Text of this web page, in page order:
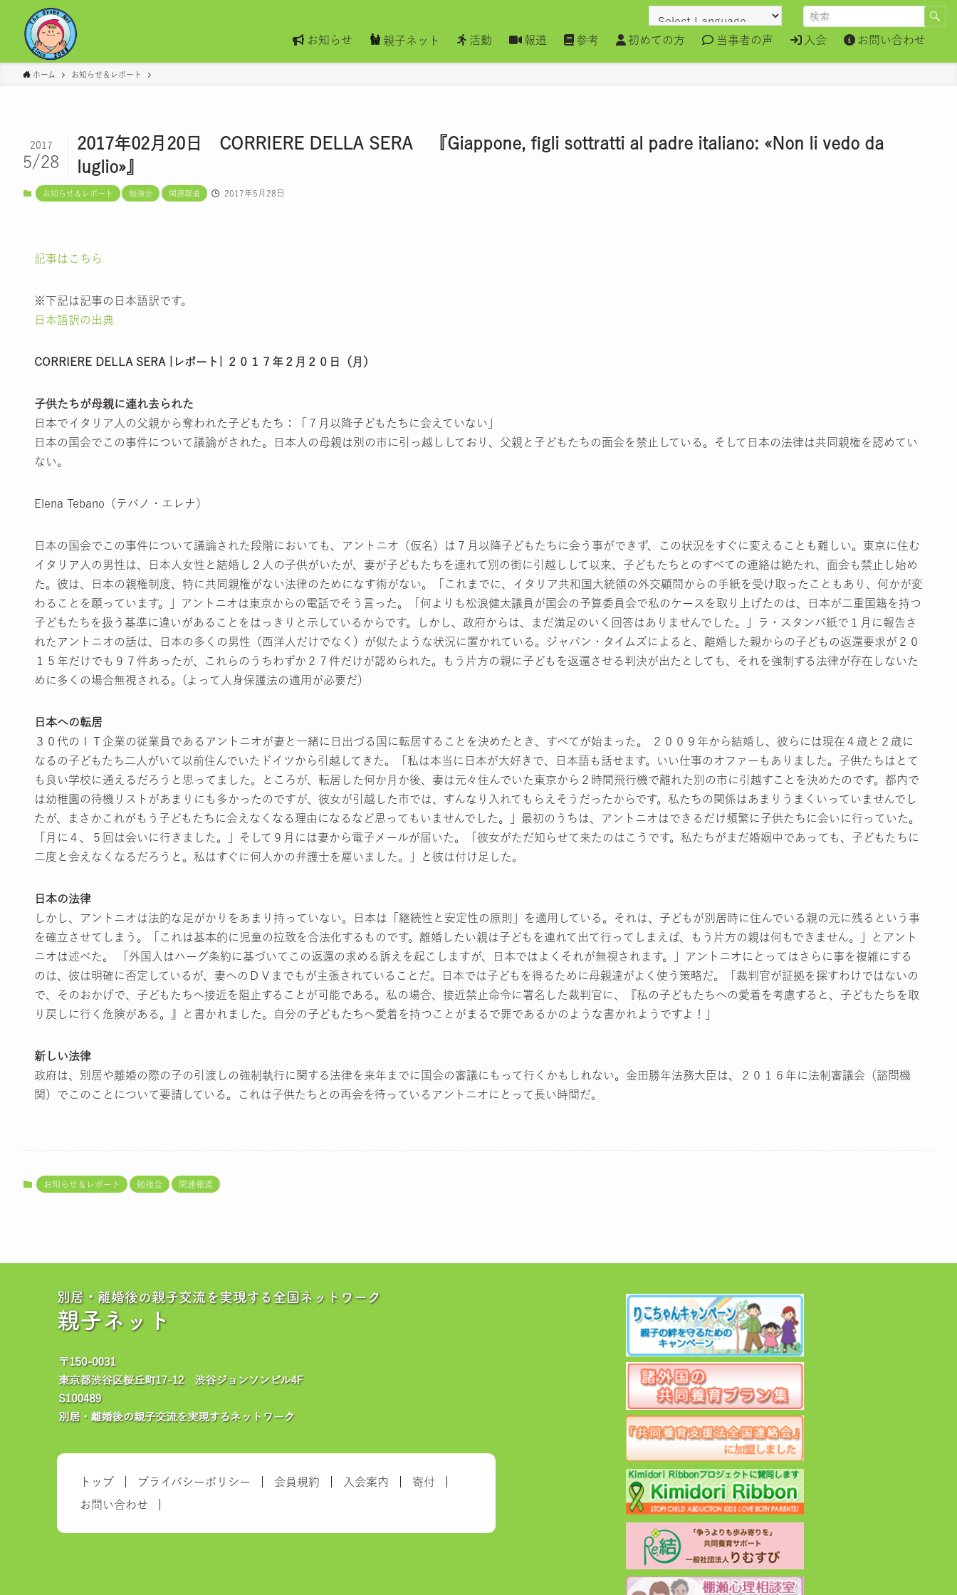
お知らせ 親子ネット 活動 報道 参考 初めての方 当事者の声 入会 お問い合わせ
ホーム お知らせ＆レポート
2017年02月20日 CORRIERE DELLA SERA 『Giappone, figli sottratti al padre italiano: «Non li vedo da
luglio»』
2017
5/28
お知らせ＆レポート 勉強会 関連報道 2017年5月28日
記事はこちら
※下記は記事の日本語訳です。
日本語訳の出典
CORRIERE DELLA SERA |レポート| ２０１７年２月２０日（月）
子供たちが母親に連れ去られた
日本でイタリア人の父親から奪われた子どもたち：「７月以降子どもたちに会えていない」
日本の国会でこの事件について議論がされた。日本人の母親は別の市に引っ越ししており、父親と子どもたちの面会を禁止している。そして日本の法律は共同親権を認めてい
ない。
Elena Tebano（テバノ・エレナ）
日本の国会でこの事件について議論された段階においても、アントニオ（仮名）は７月以降子どもたちに会う事ができず、この状況をすぐに変えることも難しい。東京に住む
イタリア人の男性は、日本人女性と結婚し２人の子供がいたが、妻が子どもたちを連れて別の街に引越しして以来、子どもたちとのすべての連絡は絶たれ、面会も禁止し始め
た。彼は、日本の親権制度、特に共同親権がない法律のためになす術がない。「これまでに、イタリア共和国大統領の外交顧問からの手紙を受け取ったこともあり、何かが変
わることを願っています。」アントニオは東京からの電話でそう言った。「何よりも松浪健太議員が国会の予算委員会で私のケースを取り上げたのは、日本が二重国籍を持つ
子どもたちを扱う基準に違いがあることをはっきりと示しているからです。しかし、政府からは、まだ満足のいく回答はありませんでした。」ラ・スタンパ紙で１月に報告さ
れたアントニオの話は、日本の多くの男性（西洋人だけでなく）が似たような状況に置かれている。ジャパン・タイムズによると、離婚した親からの子どもの返還要求が２０
１５年だけでも９７件あったが、これらのうちわずか２７件だけが認められた。もう片方の親に子どもを返還させる判決が出たとしても、それを強制する法律が存在しないた
めに多くの場合無視される。(よって人身保護法の適用が必要だ）
日本への転居
３０代のＩＴ企業の従業員であるアントニオが妻と一緒に日出づる国に転居することを決めたとき、すべてが始まった。 ２００９年から結婚し、彼らには現在４歳と２歳に
なるの子どもたち二人がいて以前住んでいたドイツから引越してきた。「私は本当に日本が大好きで、日本語も話せます。いい仕事のオファーもありました。子供たちはとて
も良い学校に通えるだろうと思ってました。ところが、転居した何か月か後、妻は元々住んでいた東京から２時間飛行機で離れた別の市に引越すことを決めたのです。都内で
は幼稚園の待機リストがあまりにも多かったのですが、彼女が引越した市では、すんなり入れてもらえそうだったからです。私たちの関係はあまりうまくいっていませんでし
たが、まさかこれがもう子どもたちに会えなくなる理由になるなど思ってもいませんでした。」最初のうちは、アントニオはできるだけ頻繁に子供たちに会いに行っていた。
「月に４、５回は会いに行きました。」そして９月には妻から電子メールが届いた。「彼女がただ知らせて来たのはこうです。私たちがまだ婚姻中であっても、子どもたちに
二度と会えなくなるだろうと。私はすぐに何人かの弁護士を雇いました。」と彼は付け足した。
日本の法律
しかし、アントニオは法的な足がかりをあまり持っていない。日本は「継続性と安定性の原則」を適用している。それは、子どもが別居時に住んでいる親の元に残るという事
を確立させてしまう。「これは基本的に児童の拉致を合法化するものです。離婚したい親は子どもを連れて出て行ってしまえば、もう片方の親は何もできません。」とアント
ニオは述べた。 「外国人はハーグ条約に基づいてこの返還の求める訴えを起こしますが、日本ではよくそれが無視されます。」アントニオにとってはさらに事を複雑にする
のは、彼は明確に否定しているが、妻へのＤＶまでもが主張されていることだ。日本では子どもを得るために母親達がよく使う策略だ。「裁判官が証拠を探すわけではないの
で、そのおかげで、子どもたちへ接近を阻止することが可能である。私の場合、接近禁止命令に署名した裁判官に、『私の子どもたちへの愛着を考慮すると、子どもたちを取
り戻しに行く危険がある。』と書かれました。自分の子どもたちへ愛着を持つことがまるで罪であるかのような書かれようですよ！」
新しい法律
政府は、別居や離婚の際の子の引渡しの強制執行に関する法律を来年までに国会の審議にもって行くかもしれない。金田勝年法務大臣は、２０１６年に法制審議会（諮問機
関）でこのことについて要請している。これは子供たちとの再会を待っているアントニオにとって長い時間だ。
お知らせ＆レポート 勉強会 関連報道
別居・離婚後の親子交流を実現する全国ネットワーク
親子ネット
トップ プライバシーポリシー 会員規約 入会案内
寄付
お問い合わせ